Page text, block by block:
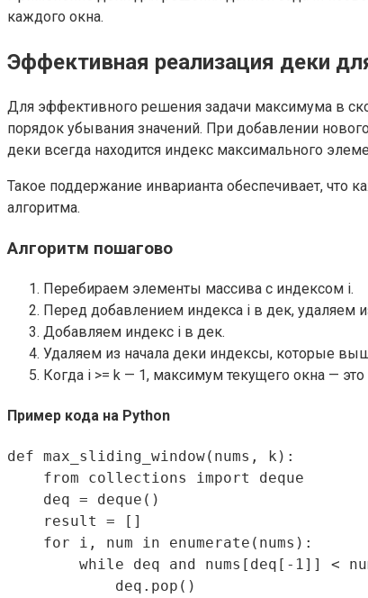
каждого окна.
Эффективная реализация деки
Для эффективного решения задачи максимума в
порядок убывания значений. При добавлении
деки всегда находится индекс максимального
Такое поддержание инварианта обеспечивает, что
алгоритма.
Алгоритм пошагово
Перебираем элементы массива с индексом i.
Перед добавлением индекса i в дек, удаляем
Добавляем индекс i в дек.
Удаляем из начала деки индексы, которые
Когда i >= k — 1, максимум текущего окна —
Пример кода на Python
def max_sliding_window(nums, k):
    from collections import deque
    deq = deque()
    result = []
    for i, num in enumerate(nums):
while deq and nums[deq[-1]] <
            deq.pop()